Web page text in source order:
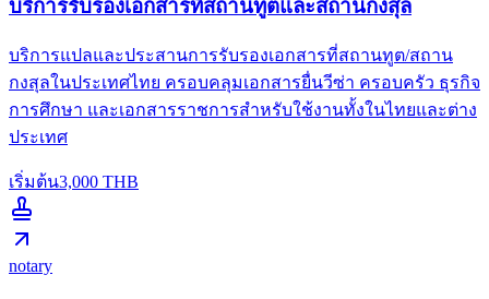
บริการรับรองเอกสารที่สถานทูตและสถานกงสุล
บริการแปลและประสานการรับรองเอกสารที่สถานทูต/สถาน
กงสุลในประเทศไทย ครอบคลุมเอกสารยื่นวีซ่า ครอบครัว ธุรกิจ
การศึกษา และเอกสารราชการสำหรับใช้งานทั้งในไทยและต่าง
ประเทศ
เริ่มต้น3,000 THB
notary